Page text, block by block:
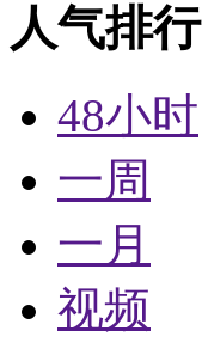
人气排行
48小时
一周
一月
视频